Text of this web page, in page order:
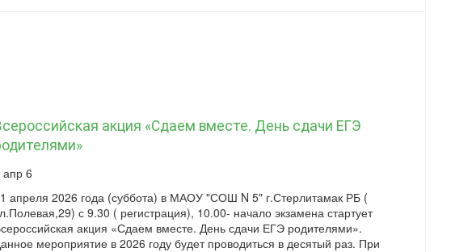
акция «Сдаем вместе. День сдачи ЕГЭ
апр 6
апреля 2026 года (суббота) в МАОУ "СОШ N 5" г.Стерлитамак РБ (
с 9.30 ( регистрация), 10.00- начало экзамена стартует
акция «Сдаем вместе. День сдачи ЕГЭ родителями».
мероприятие в 2026 году будет проводиться в десятый раз. При